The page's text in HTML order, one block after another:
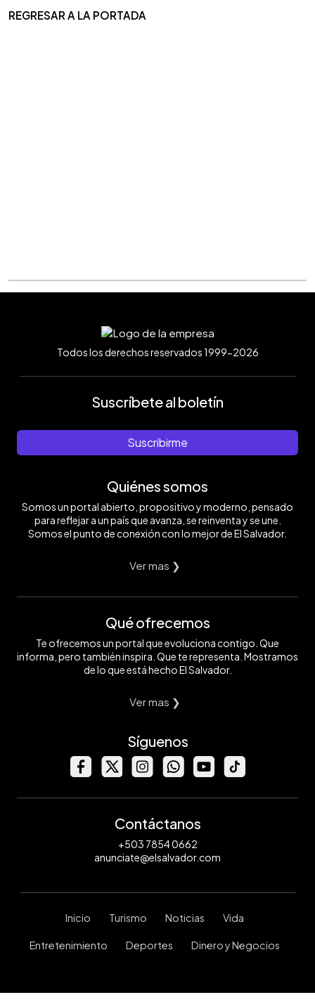
REGRESAR A LA PORTADA
Todos los derechos reservados 1999-2026
Suscríbete al boletín
Suscribirme
Quiénes somos
Somos un portal abierto, propositivo y moderno, pensado
para reflejar a un país que avanza, se reinventa y se une.
Somos el punto de conexión con lo mejor de El Salvador.
Ver mas ❯
Qué ofrecemos
Te ofrecemos un portal que evoluciona contigo. Que
informa, pero también inspira. Que te representa. Mostramos
de lo que está hecho El Salvador.
Ver mas ❯
Síguenos
Contáctanos
+503 7854 0662
anunciate@elsalvador.com
Inicio Turismo Noticias Vida
Entretenimiento Deportes Dinero y Negocios